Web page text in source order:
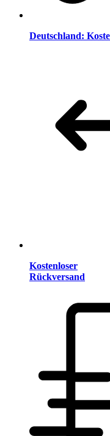
Deutschland:
Kostenloser
Rückversand